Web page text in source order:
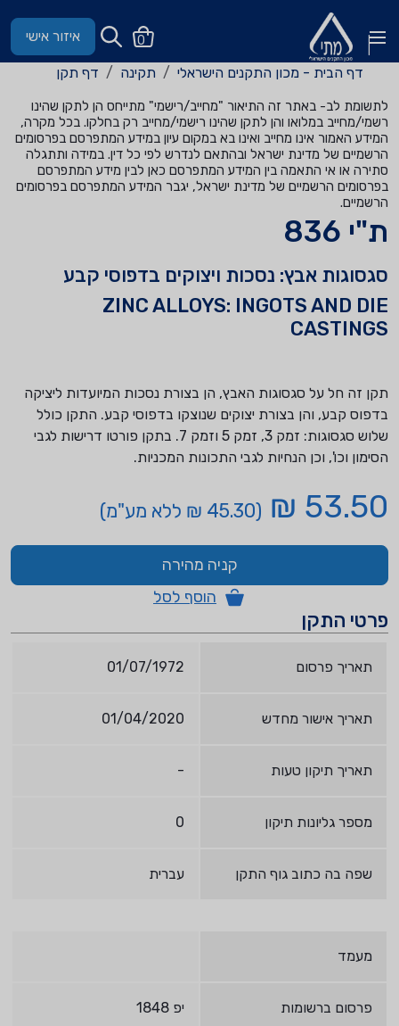
0 איזור אישי
דף הבית - מכון התקנים הישראלי תקינה דף תקן
לתשומת לב- באתר זה התיאור "מחייב/רישמי" מתייחס הן לתקן שהינו
רשמי/מחייב במלואו והן לתקן שהינו רישמי/מחייב רק בחלקו. בכל מקרה,
המידע האמור אינו מחייב ואינו בא במקום עיון במידע המתפרסם בפרסומים
הרשמיים של מדינת ישראל ובהתאם לנדרש לפי כל דין. במידה ותתגלה
סתירה או אי התאמה בין המידע המתפרסם כאן לבין מידע המתפרסם
בפרסומים הרשמיים של מדינת ישראל, יגבר המידע המתפרסם בפרסומים
הרשמיים.
ת"י 836
סגסוגות אבץ: נסכות ויצוקים בדפוסי קבע
ZINC ALLOYS: INGOTS AND DIE
CASTINGS
תקן זה חל על סגסוגות האבץ, הן בצורת נסכות המיועדות ליציקה
בדפוס קבע, והן בצורת יצוקים שנוצקו בדפוסי קבע. התקן כולל
שלוש סגסוגות: זמק 3, זמק 5 וזמק 7. בתקן פורטו דרישות לגבי
הסימון וכו', וכן הנחיות לגבי התכונות המכניות.
53.50 ₪ (45.30 ₪ ללא מע"מ)
קניה מהירה
הוסף לסל
פרטי התקן
תאריך פרסום 01/07/1972
תאריך אישור מחדש 01/04/2020
תאריך תיקון טעות -
מספר גליונות תיקון 0
שפה בה כתוב גוף התקן עברית
מעמד
פרסום ברשומות יפ 1848